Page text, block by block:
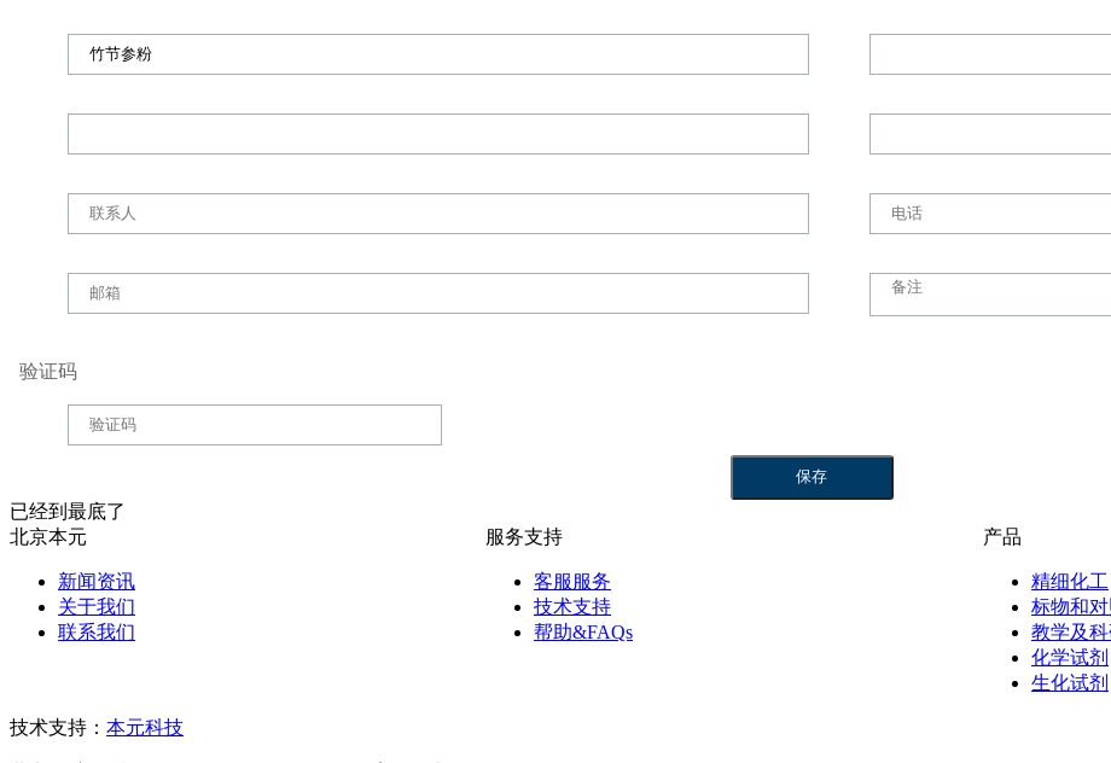
验证码
已经到最底了
北京本元
新闻资讯
关于我们
联系我们
服务支持
客服服务
技术支持
帮助&FAQs
产品
精细化工
标物和
教学及科
化学试剂
生化试剂
技术支持： 本元科技